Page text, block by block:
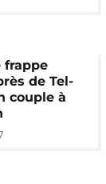
frappe
de Tel-
couple à